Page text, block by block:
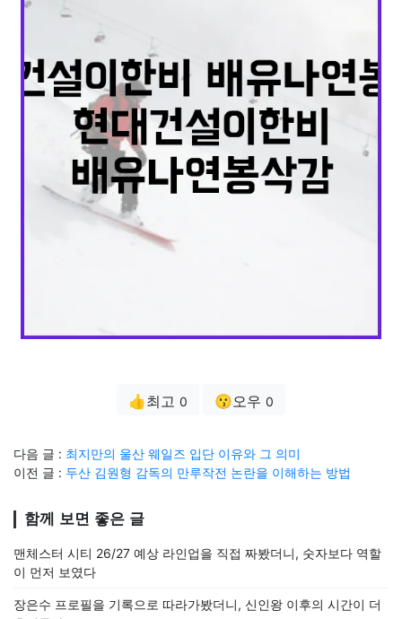
👍최고 0 😗오우 0
다음 글 : 최지만의 울산 웨일즈 입단 이유와 그 의미
이전 글 : 두산 김원형 감독의 만루작전 논란을 이해하는 방법
함께 보면 좋은 글
맨체스터 시티 26/27 예상 라인업을 직접 짜봤더니, 숫자보다 역할
이 먼저 보였다
장은수 프로필을 기록으로 따라가봤더니, 신인왕 이후의 시간이 더